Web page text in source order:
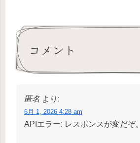
コメント
匿名 より:
6月 1, 2026 4:28 am
APIエラー: レスポンスが変だぞ。